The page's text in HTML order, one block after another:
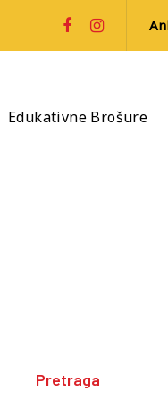
Edukativne Brošure
Pretraga